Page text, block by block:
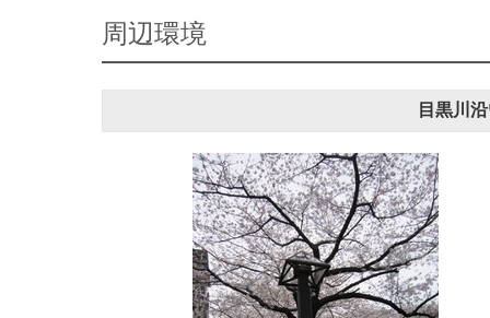
周辺環境
目黒川